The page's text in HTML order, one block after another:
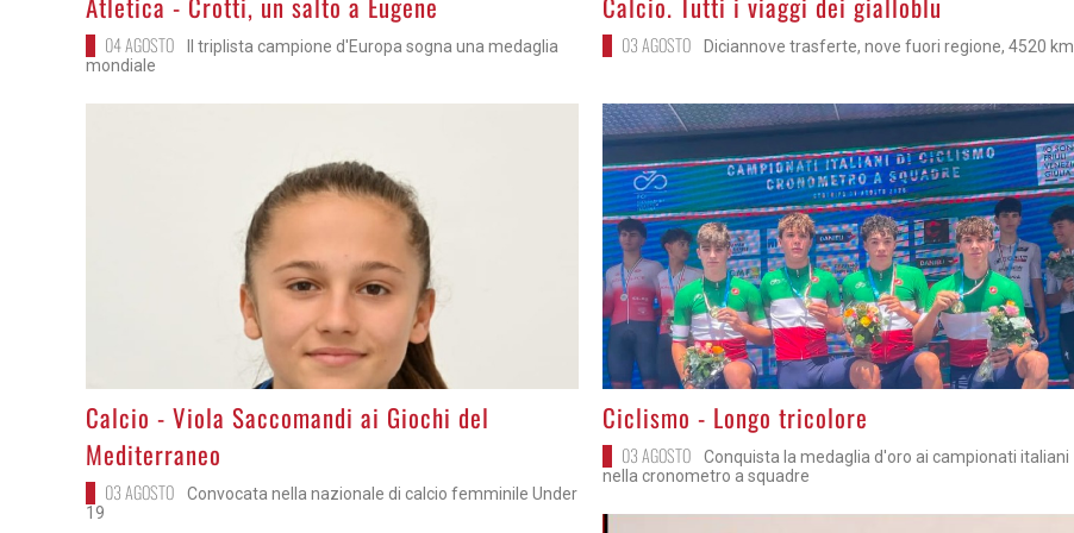
04 AGOSTO
Il triplista campione d'Europa sogna una medaglia
mondiale
03 AGOSTO Diciannove trasferte, nove fuori regione, 4520 km
>
Calcio - Viola Saccomandi ai Giochi del
Mediterraneo
03 AGOSTO
Convocata nella nazionale di calcio femminile Under
19
>
Ciclismo - Longo tricolore
03 AGOSTO
Conquista la medaglia d'oro ai campionati italiani
nella cronometro a squadre